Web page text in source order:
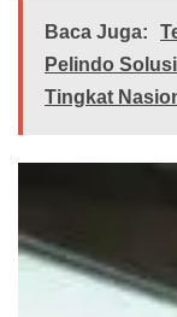
Baca Juga:
Pelindo
Tingkat